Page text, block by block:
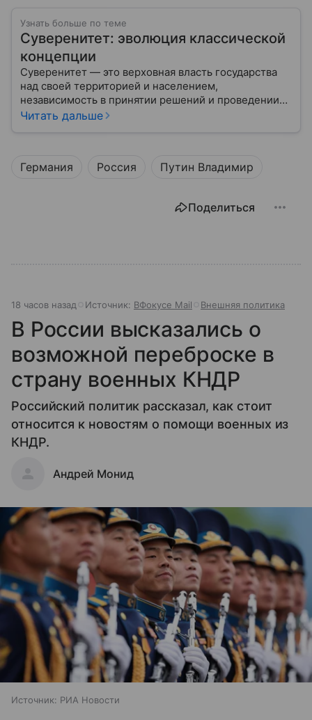
Узнать больше по теме
Суверенитет: эволюция классической
концепции
Суверенитет — это верховная власть государства
над своей территорией и населением,
независимость в принятии решений и проведении
внешней политики.
Читать дальше
Германия Россия Путин Владимир
Поделиться
18 часов назад Источник: ВФокусе Mail Внешняя политика
В России высказались о
возможной переброске в
страну военных КНДР
Российский политик рассказал, как стоит
относится к новостям о помощи военных из
КНДР.
Андрей Монид
Источник: РИА Новости